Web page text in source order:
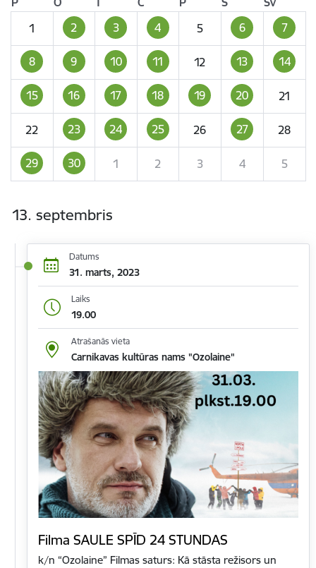
1
2 3 4 5 6 7
8 9 10 11 12 13 14
15 16 17 18 19 20 21
22 23 24 25 26 27 28
29 30 1 2 3 4 5
13. septembris
Datums
31. marts, 2023
Laiks
19.00
Atrašanās vieta
Carnikavas kultūras nams "Ozolaine"
Filma SAULE SPĪD 24 STUNDAS
k/n “Ozolaine” Filmas saturs: Kā stāsta režisors un